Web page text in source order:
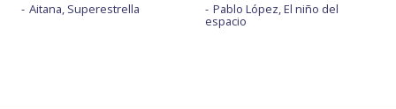
Aitana, Superestrella Pablo López, El niño del
espacio